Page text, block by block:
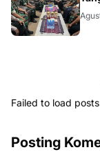
Failed to load
Posting